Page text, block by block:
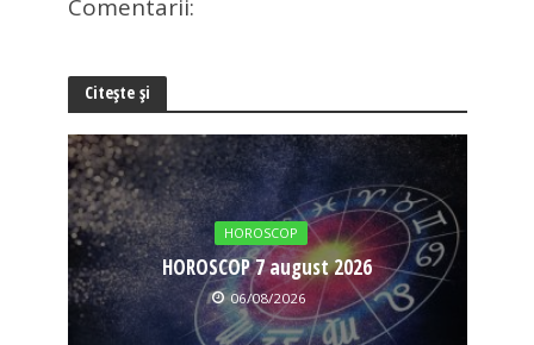
Comentarii:
Citește și
HOROSCOP
HOROSCOP 7 august 2026
06/08/2026